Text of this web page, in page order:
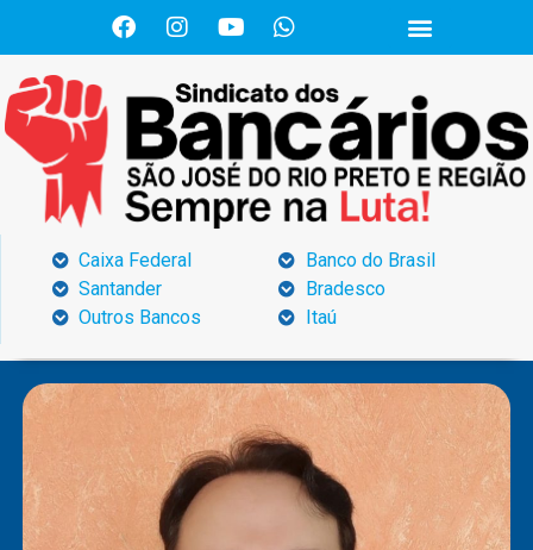
Caixa Federal
Santander
Outros Bancos
Banco do Brasil
Bradesco
Itaú